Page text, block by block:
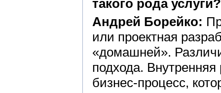
такого рода услуги?
Андрей Борейко:
или проектная
«домашней».
подхода.
бизнес-процесс,